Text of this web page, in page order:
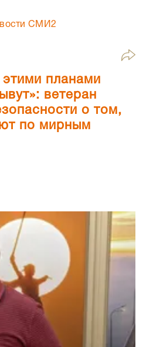
СМИ2
планами
ветеран
о том,
по мирным